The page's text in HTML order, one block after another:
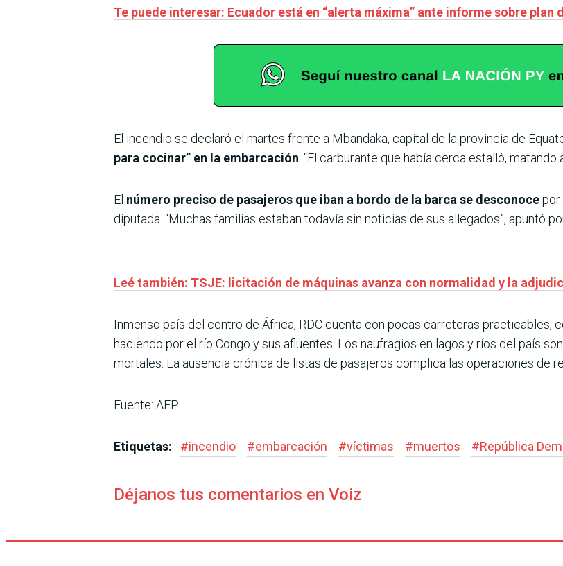
Te puede interesar: Ecuador está en “alerta máxima” ante informe sobre plan
El incendio se declaró el martes frente a Mbandaka, capital de la provincia de
para cocinar” en la embarcación . “El carburante que había cerca estalló,
El número preciso de pasajeros que iban a bordo de la barca se desconocepor
diputada. “Muchas familias estaban todavía sin noticias de sus allegados”, apuntó
Leé también: TSJE: licitación de máquinas avanza con normalidad y la
Inmenso país del centro de África, RDC cuenta con pocas carreteras practicables,
haciendo por el río Congo y sus afluentes. Los naufragios en lagos y ríos del país
mortales. La ausencia crónica de listas de pasajeros complica las operaciones de
Fuente: AFP
Etiquetas: #incendio #embarcación #víctimas #muertos #República
Déjanos tus comentarios en Voiz